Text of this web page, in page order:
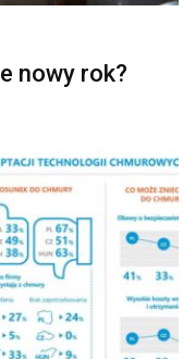
nowy rok?